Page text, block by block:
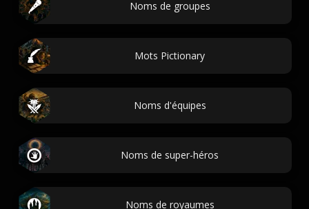
Noms de groupes
Mots Pictionary
Noms d'équipes
Noms de super-héros
Noms de royaumes